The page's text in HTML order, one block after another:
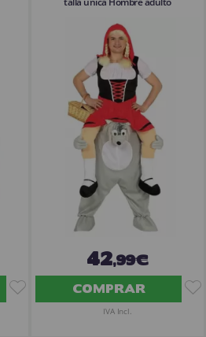
42,99€
COMPRAR
IVA Incl.